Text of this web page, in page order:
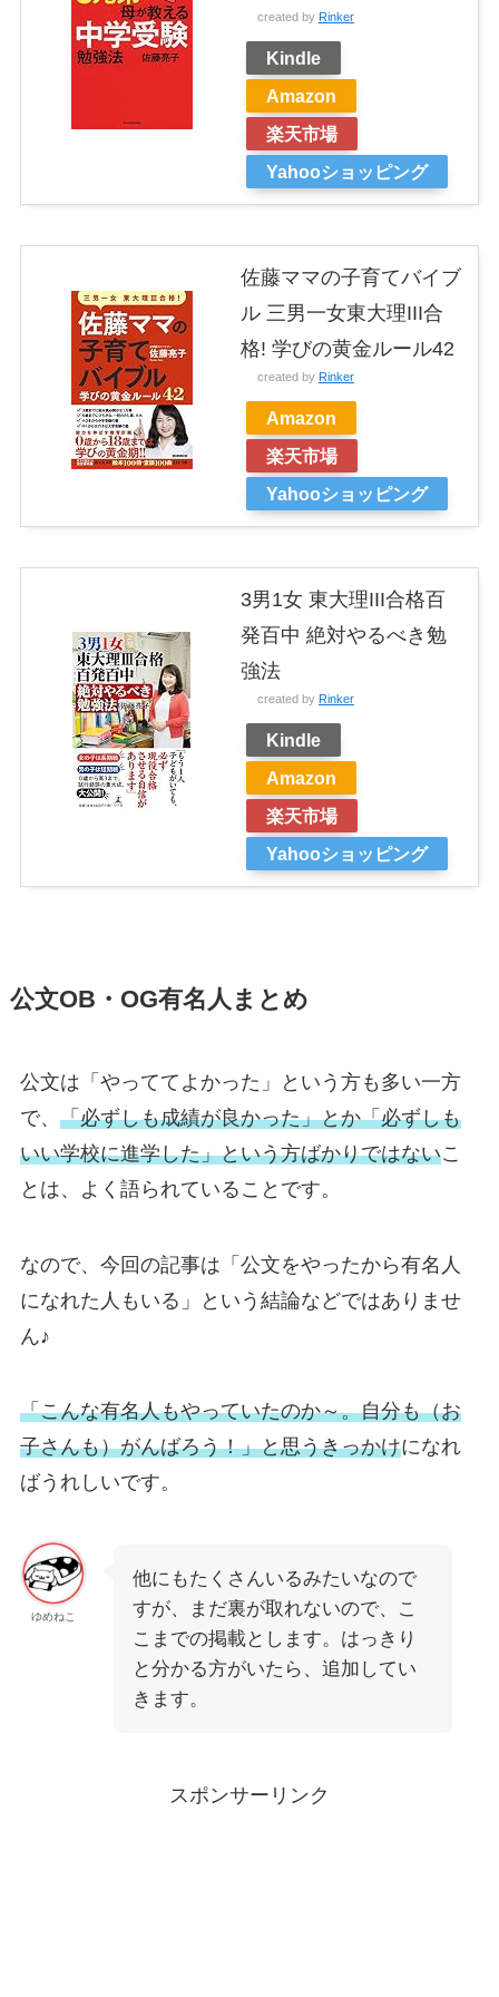
created by Rinker
Kindle
Amazon
楽天市場
Yahooショッピング
佐藤ママの子育てバイブ
ル 三男一女東大理III合
格! 学びの黄金ルール42
created by Rinker
Amazon
楽天市場
Yahooショッピング
3男1女 東大理III合格百
発百中 絶対やるべき勉
強法
created by Rinker
Kindle
Amazon
楽天市場
Yahooショッピング
公文OB・OG有名人まとめ
公文は「やっててよかった」という方も多い一方
で、 「必ずしも成績が良かった」とか「必ずしも
いい学校に進学した」という方ばかりではないこ
とは、よく語られていることです。
なので、今回の記事は「公文をやったから有名人
になれた人もいる」という結論などではありませ
ん♪
「こんな有名人もやっていたのか～。自分も（お
子さんも）がんばろう！」と思うきっかけになれ
ばうれしいです。
ゆめねこ
他にもたくさんいるみたいなので
すが、まだ裏が取れないので、こ
こまでの掲載とします。はっきり
と分かる方がいたら、追加してい
きます。
スポンサーリンク